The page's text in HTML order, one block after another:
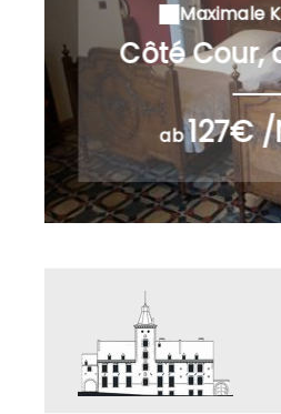
Maximale
Côté Cour,
ab127€